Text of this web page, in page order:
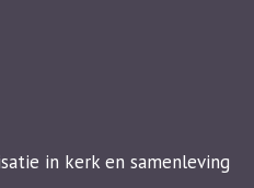
in kerk en samenleving